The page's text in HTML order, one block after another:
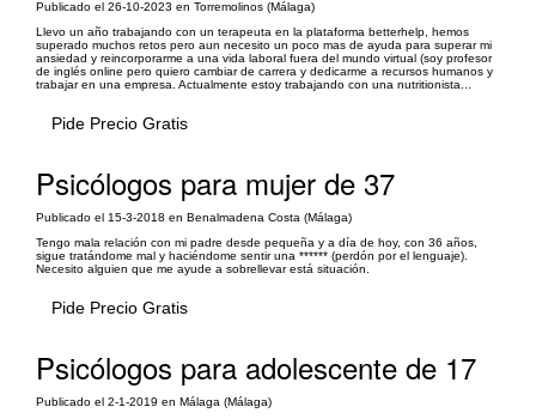
Publicado el 26-10-2023 en Torremolinos (Málaga)
Llevo un año trabajando con un terapeuta en la plataforma betterhelp, hemos
superado muchos retos pero aun necesito un poco mas de ayuda para superar mi
ansiedad y reincorporarme a una vida laboral fuera del mundo virtual (soy profesor
de inglés online pero quiero cambiar de carrera y dedicarme a recursos humanos y
trabajar en una empresa. Actualmente estoy trabajando con una nutritionista...
Pide Precio Gratis
Psicólogos para mujer de 37
Publicado el 15-3-2018 en Benalmadena Costa (Málaga)
Tengo mala relación con mi padre desde pequeña y a día de hoy, con 36 años,
sigue tratándome mal y haciéndome sentir una ****** (perdón por el lenguaje).
Necesito alguien que me ayude a sobrellevar está situación.
Pide Precio Gratis
Psicólogos para adolescente de 17
Publicado el 2-1-2019 en Málaga (Málaga)